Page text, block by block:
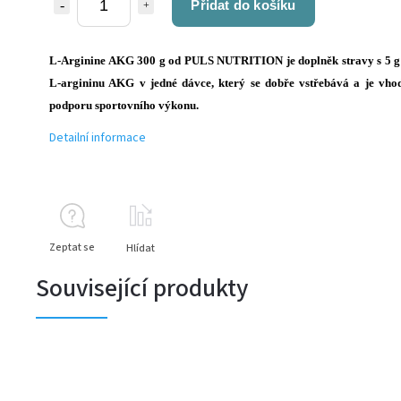
Přidat do košíku
L-Arginine AKG 300 g od PULS NUTRITION je doplněk stravy s 5 g
L-argininu AKG v jedné dávce, který se dobře vstřebává a je
podporu sportovního výkonu.
Detailní informace
Zeptat se Hlídat
Související produkty